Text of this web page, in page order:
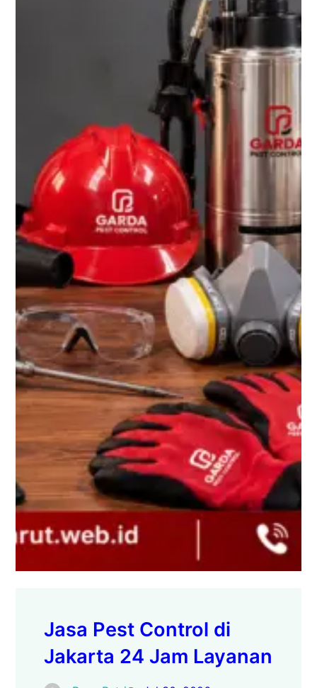
Jasa Pest Control di
Jakarta 24 Jam Layanan